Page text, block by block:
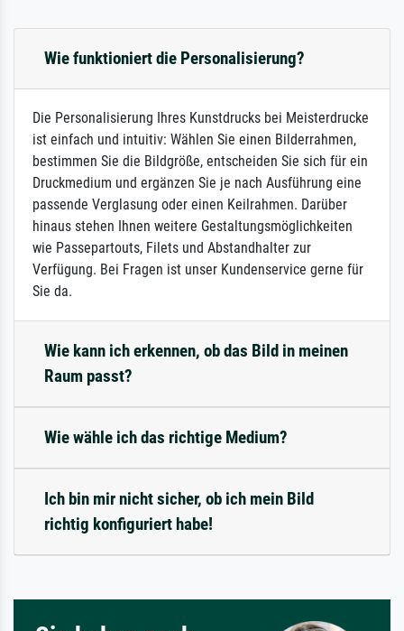
Wie funktioniert die Personalisierung?
Die Personalisierung Ihres Kunstdrucks bei Meisterdrucke
ist einfach und intuitiv: Wählen Sie einen Bilderrahmen,
bestimmen Sie die Bildgröße, entscheiden Sie sich für ein
Druckmedium und ergänzen Sie je nach Ausführung eine
passende Verglasung oder einen Keilrahmen. Darüber
hinaus stehen Ihnen weitere Gestaltungsmöglichkeiten
wie Passepartouts, Filets und Abstandhalter zur
Verfügung. Bei Fragen ist unser Kundenservice gerne für
Sie da.
Wie kann ich erkennen, ob das Bild in meinen
Raum passt?
Wie wähle ich das richtige Medium?
Ich bin mir nicht sicher, ob ich mein Bild
richtig konfiguriert habe!